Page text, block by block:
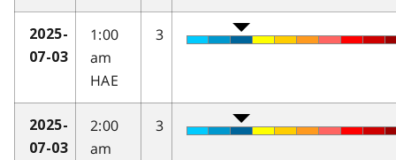
2025-
07-03
1:00
am
HAE
3
2025-
07-03
2:00
am
3